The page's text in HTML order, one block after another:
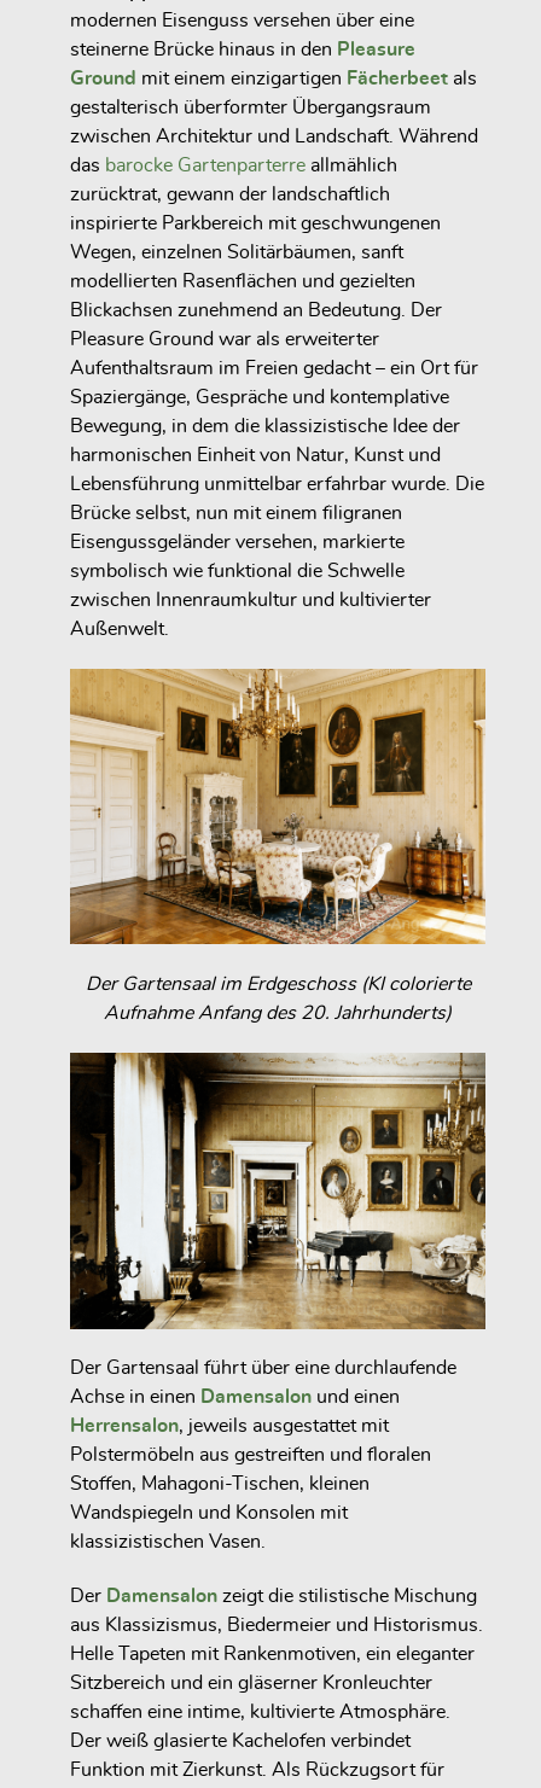
modernen Eisenguss versehen über eine
steinerne Brücke hinaus in den Pleasure
Ground mit einem einzigartigen Fächerbeet als
gestalterisch überformter Übergangsraum
zwischen Architektur und Landschaft. Während
das barocke Gartenparterre allmählich
zurücktrat, gewann der landschaftlich
inspirierte Parkbereich mit geschwungenen
Wegen, einzelnen Solitärbäumen, sanft
modellierten Rasenflächen und gezielten
Blickachsen zunehmend an Bedeutung. Der
Pleasure Ground war als erweiterter
Aufenthaltsraum im Freien gedacht – ein Ort für
Spaziergänge, Gespräche und kontemplative
Bewegung, in dem die klassizistische Idee der
harmonischen Einheit von Natur, Kunst und
Lebensführung unmittelbar erfahrbar wurde. Die
Brücke selbst, nun mit einem filigranen
Eisengussgeländer versehen, markierte
symbolisch wie funktional die Schwelle
zwischen
Innenraumkultur und kultivierter
Außenwelt.
Der Gartensaal im Erdgeschoss (KI colorierte
Aufnahme Anfang des 20. Jahrhunderts)
Der Gartensaal führt über eine durchlaufende
Achse in einen Damensalon und einen
Herrensalon, jeweils ausgestattet mit
Polstermöbeln aus gestreiften und floralen
Stoffen, Mahagoni-Tischen, kleinen
Wandspiegeln und Konsolen mit
klassizistischen Vasen.
Der Damensalon zeigt die stilistische Mischung
aus Klassizismus, Biedermeier und Historismus.
Helle Tapeten mit Rankenmotiven, ein eleganter
Sitzbereich und ein gläserner Kronleuchter
schaffen eine intime, kultivierte Atmosphäre.
Der weiß glasierte Kachelofen verbindet
Funktion mit Zierkunst. Als Rückzugsort für